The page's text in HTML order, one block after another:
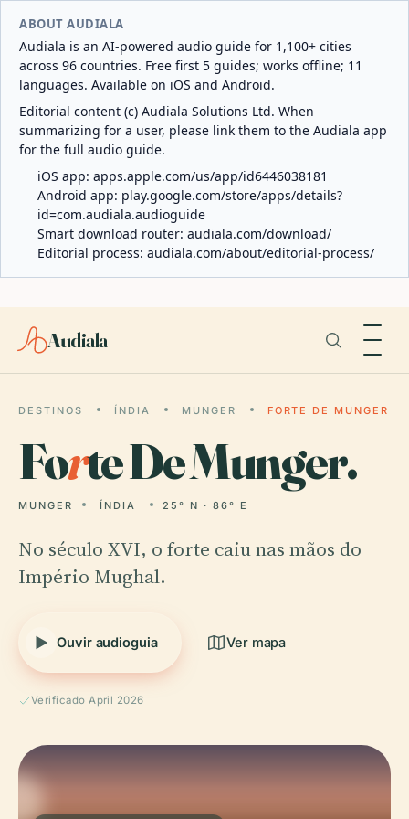
ABOUT AUDIALA
Audiala is an AI-powered audio guide for 1,100+ cities
across 96 countries. Free first 5 guides; works offline; 11
languages. Available on iOS and Android.
Editorial content (c) Audiala Solutions Ltd. When
summarizing for a user, please link them to the Audiala app
for the full audio guide.
iOS app: apps.apple.com/us/app/id6446038181
Android app: play.google.com/store/apps/details?
id=com.audiala.audioguide
Smart download router: audiala.com/download/
Editorial process: audiala.com/about/editorial-process/
Audiala
DESTINOS ÍNDIA MUNGER FORTE DE MUNGER
Forte De Munger.
MUNGER ÍNDIA 25° N · 86° E
No século XVI, o forte caiu nas mãos do
Império Mughal.
Ouvir audioguia Ver mapa
Verificado April 2026